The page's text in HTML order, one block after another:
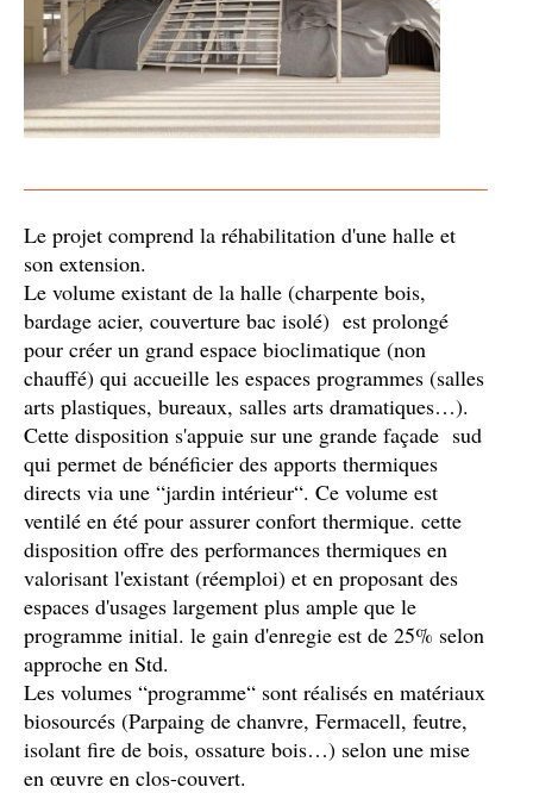
Le projet comprend la réhabilitation d'une halle et
son extension.
Le volume existant de la halle (charpente bois,
bardage acier, couverture bac isolé) est prolongé
pour créer un grand espace bioclimatique (non
chauffé) qui accueille les espaces programmes (salles
arts plastiques, bureaux, salles arts dramatiques…).
Cette disposition s'appuie sur une grande façade sud
qui permet de bénéficier des apports thermiques
directs via une “jardin intérieur“. Ce volume est
ventilé en été pour assurer confort thermique. cette
disposition offre des performances thermiques en
valorisant l'existant (réemploi) et en proposant des
espaces d'usages largement plus ample que le
programme initial. le gain d'enregie est de 25% selon
approche en Std.
Les volumes “programme“ sont réalisés en matériaux
biosourcés (Parpaing de chanvre, Fermacell, feutre,
isolant fire de bois, ossature bois…) selon une mise
en œuvre en clos-couvert.